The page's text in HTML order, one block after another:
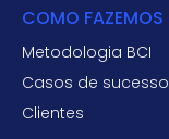
COMO FAZEMOS
Metodologia BCI
Casos de sucesso
Clientes